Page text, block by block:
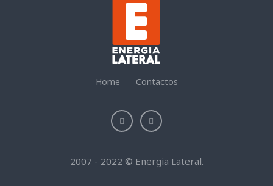
Home Contactos
2007 - 2022 © Energia Lateral.